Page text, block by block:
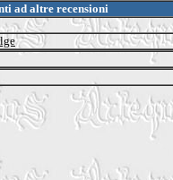
ad altre recensioni